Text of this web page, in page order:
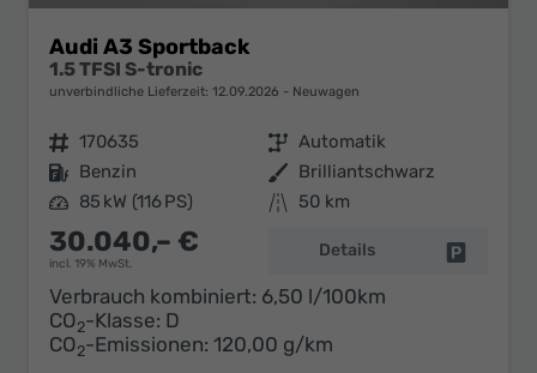
Audi A3 Sportback
1.5 TFSI S-tronic
unverbindliche Lieferzeit: 12.09.2026 Neuwagen
Fahrzeugnr. 170635 Getriebe Automatik
Kraftstoff Benzin Außenfarbe Brilliantschwarz
Leistung 85 kW (116 PS) Kilometerstand 50 km
30.040,– €
incl. 19% MwSt.
Details
Verbrauch kombiniert: 6,50 l/100km
CO2-Klasse: D
CO2-Emissionen: 120,00 g/km